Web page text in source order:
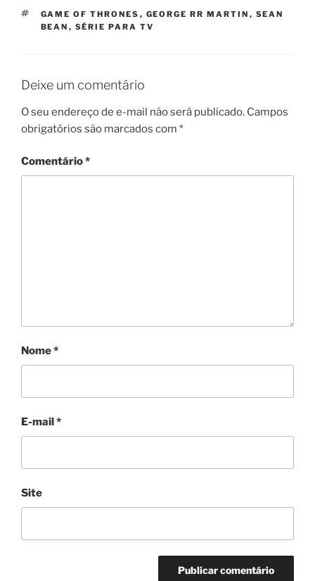
TAGS
GAME OF THRONES , GEORGE RR MARTIN , SEAN
BEAN , SÉRIE PARA TV
Deixe um comentário
O seu endereço de e-mail não será publicado. Campos
obrigatórios são marcados com *
Comentário*
Nome*
E-mail*
Site